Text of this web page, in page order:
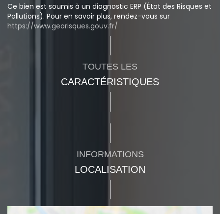
Ce bien est soumis à un diagnostic ERP (État des Risques et
Pollutions). Pour en savoir plus, rendez-vous sur
https://www.georisques.gouv.fr/
TOUTES LES
CARACTÉRISTIQUES
INFORMATIONS
LOCALISATION